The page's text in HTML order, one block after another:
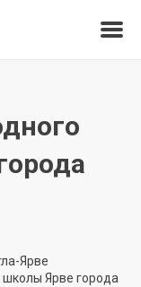
Ярве
школы Ярве города